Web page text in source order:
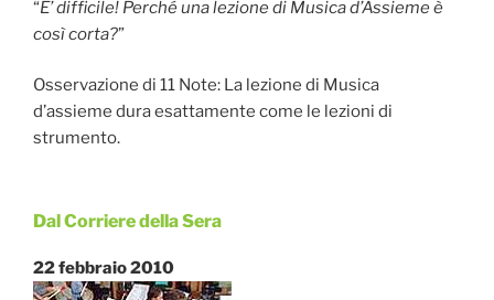
“E’ difficile! Perché una lezione di Musica d’Assieme è
così corta?”
Osservazione di 11 Note: La lezione di Musica
d’assieme dura esattamente come le lezioni di
strumento.
Pubblicato
Dal Corriere della Sera
22 febbraio 2010